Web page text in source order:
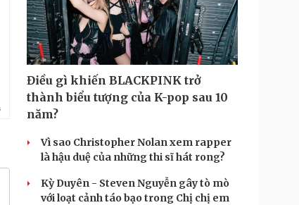
Điều gì khiến BLACKPINK trở
thành biểu tượng của K-pop sau 10
năm?
Vì sao Christopher Nolan xem rapper
là hậu duệ của những thi sĩ hát rong?
Kỳ Duyên - Steven Nguyễn gây tò mò
với loạt cảnh táo bạo trong Chị chị em